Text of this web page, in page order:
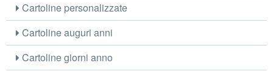
Cartoline personalizzate
Cartoline auguri anni
Cartoline giorni anno